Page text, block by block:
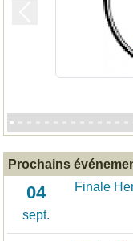
Prochains
04
sept.
Finale